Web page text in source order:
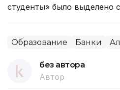
студенты» было выделено
Образование Банки
без автора
Автор